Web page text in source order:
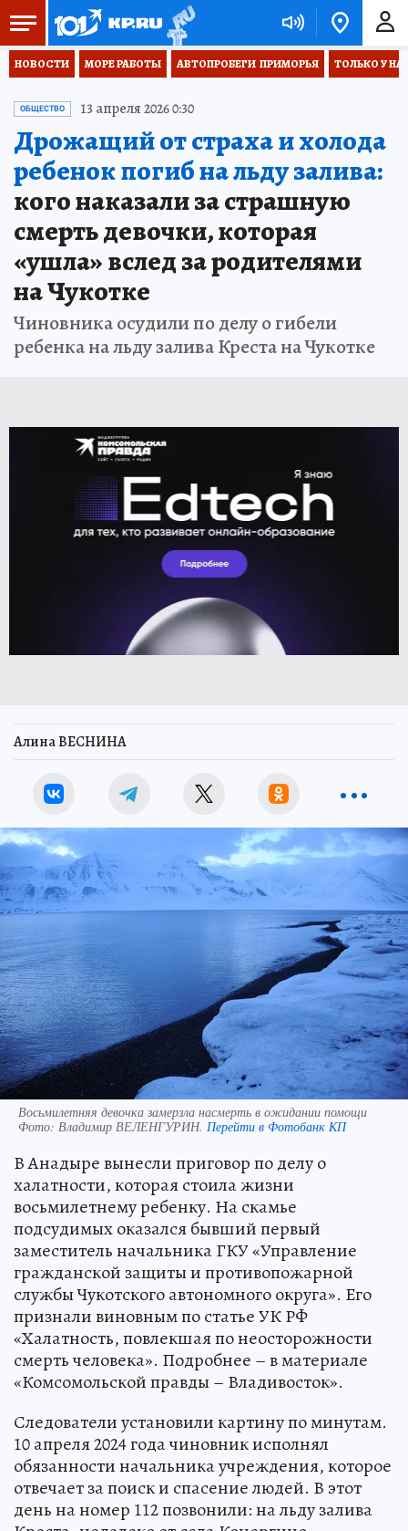
НОВОСТИ МОРЕ РАБОТЫ АВТОПРОБЕГИ  ПРИМОРЬЯ ТОЛЬКО У
ОБЩЕСТВО 13 апреля 2026 0:30
Дрожащий от страха и холода
ребенок погиб на льду залива:
кого наказали за страшную
смерть девочки, которая
«ушла» вслед за родителями
на Чукотке
Чиновника осудили по делу о гибели
ребенка на льду залива Креста на Чукотке
Алина ВЕСНИНА
Восьмилетняя девочка замерзла насмерть в ожидании помощи
Фото: Владимир ВЕЛЕНГУРИН. Перейти в Фотобанк КП
В Анадыре вынесли приговор по делу о
халатности, которая стоила жизни
восьмилетнему ребенку. На скамье
подсудимых оказался бывший первый
заместитель начальника ГКУ «Управление
гражданской защиты и противопожарной
службы Чукотского автономного округа». Его
признали виновным по статье УК РФ
«Халатность, повлекшая по неосторожности
смерть человека». Подробнее – в материале
«Комсомольской правды – Владивосток».
Следователи установили картину по минутам.
10 апреля 2024 года чиновник исполнял
обязанности начальника учреждения, которое
отвечает за поиск и спасение людей. В этот
день на номер 112 позвонили: на льду залива